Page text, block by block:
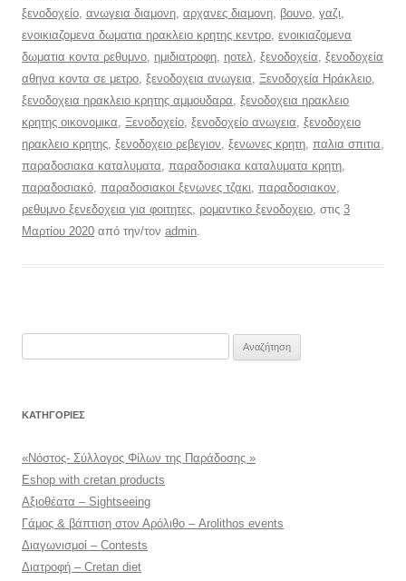
ξενοδοχείο, ανωγεια διαμονη, αρχανες διαμονη, βουνο, γαζι,
ενοικιαζομενα δωματια ηρακλειο κρητης κεντρο, ενοικιαζομενα
δωματια κοντα ρεθυμνο, ημιδιατροφη, ηοτελ, ξενοδοχεία, ξενοδοχεία
αθηνα κοντα σε μετρο, ξενοδοχεια ανωγεια, Ξενοδοχεία Ηράκλειο,
ξενοδοχεια ηρακλειο κρητης αμμουδαρα, ξενοδοχεια ηρακλειο
κρητης οικονομικα, Ξενοδοχείο, ξενοδοχείο ανωγεια, ξενοδοχειο
ηρακλειο κρητης, ξενοδοχειο ρεβεγιον, ξενωνες κρητη, παλια σπιτια,
παραδοσιακα καταλυματα, παραδοσιακα καταλυματα κρητη,
παραδοσιακό, παραδοσιακοι ξενωνες τζακι, παραδοσιακον,
ρεθυμνο ξενεδοχεια για φοιτητες, ρομαντικο ξενοδοχειο, στις 3
Μαρτίου 2020 από την/τον admin.
KΑΤΗΓΟΡΊΕΣ
«Νόστος- Σύλλογος Φίλων της Παράδοσης »
Eshop with cretan products
Αξιοθέατα – Sightseeing
Γάμος & βάπτιση στον Αρόλιθο – Arolithos events
Διαγωνισμοί – Contests
Διατροφή – Cretan diet